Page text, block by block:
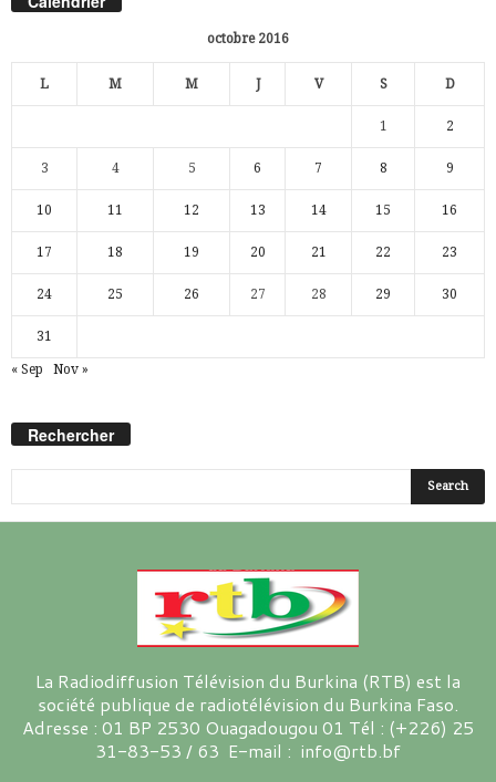
octobre 2016
L M M J V S D
1 2
3 4 5 6 7 8 9
10 11 12 13 14 15 16
17 18 19 20 21 22 23
24 25 26 27 28 29 30
31
« Sep Nov »
Rechercher
La Radiodiffusion Télévision du Burkina (RTB) est la
société publique de radiotélévision du Burkina Faso.
Adresse : 01 BP 2530 Ouagadougou 01 Tél : (+226) 25
31-83-53 / 63 E-mail : info@rtb.bf